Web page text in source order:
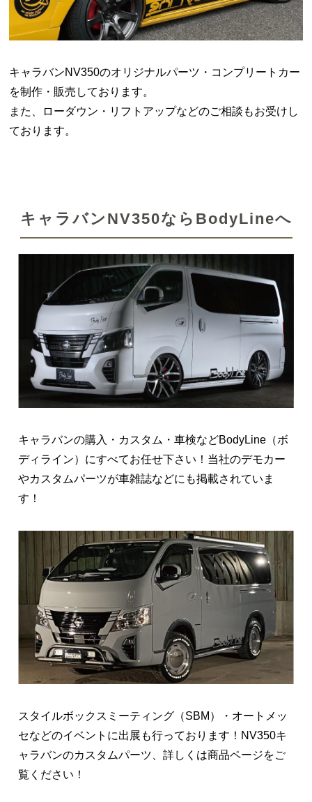
キャラバンNV350のオリジナルパーツ・コンプリートカー
を制作・販売しております。
また、ローダウン・リフトアップなどのご相談もお受けし
ております。
キャラバンNV350ならBodyLineへ
キャラバンの購入・カスタム・車検などBodyLine（ボ
ディライン）にすべてお任せ下さい！当社のデモカー
やカスタムパーツが車雑誌などにも掲載されていま
す！
スタイルボックスミーティング（SBM）・オートメッ
セなどのイベントに出展も行っております！NV350キ
ャラバンのカスタムパーツ、詳しくは商品ページをご
覧ください！